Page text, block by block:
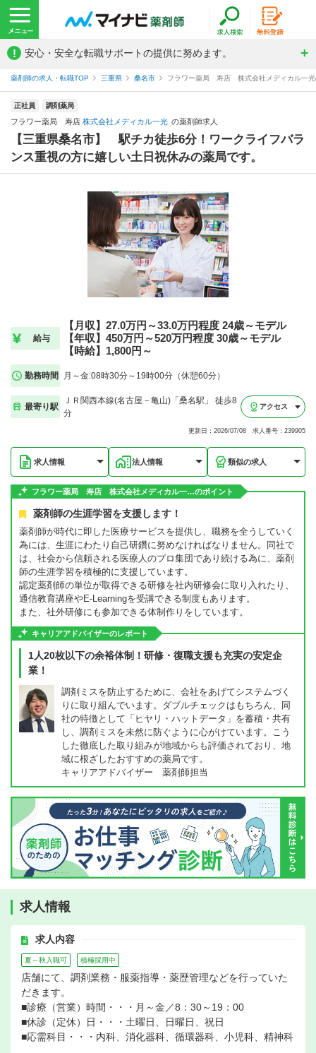
! 安心・安全な転職サポートの提供に努めます。
薬剤師の求人・転職TOP 三重県 桑名市 フラワー薬局 寿店 株式会社メディカル一光
正社員 調剤薬局
フラワー薬局 寿店 株式会社メディカル一光 の薬剤師求人
【三重県桑名市】 駅チカ徒歩6分！ワークライフバラ
ンス重視の方に嬉しい土日祝休みの薬局です。
給与
【月収】27.0万円～33.0万円程度 24歳～モデル
【年収】450万円～520万円程度 30歳～モデル
【時給】1,800円～
勤務時間 月～金:08時30分～19時00分（休憩60分）
最寄り駅
ＪＲ関西本線(名古屋－亀山)「桑名駅」 徒歩8
分
アクセス
更新日：2026/07/08 求人番号：239905
求人情報 法人情報 類似の求人
フラワー薬局 寿店 株式会社メディカル一…のポイント
薬剤師の生涯学習を支援します！
薬剤師が時代に即した医療サービスを提供し、職務を全うしていく
為には、生涯にわたり自己研鑽に努めなければなりません。同社で
は、社会から信頼される医療人のプロ集団であり続ける為に、薬剤
師の生涯学習を積極的に支援しています。
認定薬剤師の単位が取得できる研修を社内研修会に取り入れたり、
通信教育講座やE-Learningを受講できる制度もあります。
また、社外研修にも参加できる体制作りをしています。
キャリアアドバイザーのレポート
1人20枚以下の余裕体制！研修・復職支援も充実の安定企
業！
調剤ミスを防止するために、会社をあげてシステムづく
りに取り組んでいます。ダブルチェックはもちろん、同
社の特徴として「ヒヤリ・ハットデータ」を蓄積・共有
し、調剤ミスを未然に防ぐように心がけています。こう
した徹底した取り組みが地域からも評価されており、地
域に根ざしたおすすめの薬局です。
キャリアアドバイザー 薬剤師担当
求人情報
求人内容
夏～秋入職可 積極採用中
店舗にて、調剤業務・服薬指導・薬歴管理などを行っていた
だきます。
■診療（営業）時間・・・月～金／8：30～19：00
■休診（定休）日・・・土曜日、日曜日、祝日
■応需科目・・・内科、消化器科、循環器科、小児科、精神科